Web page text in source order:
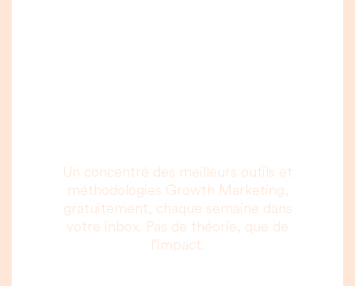
Un concentré des meilleurs outils et
méthodologies Growth Marketing,
gratuitement, chaque semaine dans
votre inbox. Pas de théorie, que de
l’impact.